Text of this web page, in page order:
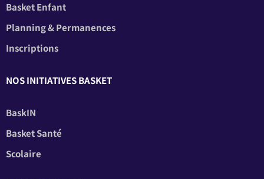
Basket Enfant
Planning & Permanences
Inscriptions
NOS INITIATIVES BASKET
BaskIN
Basket Santé
Scolaire